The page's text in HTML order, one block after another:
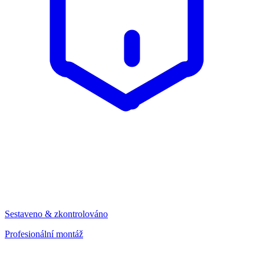
Sestaveno & zkontrolováno
Profesionální montáž